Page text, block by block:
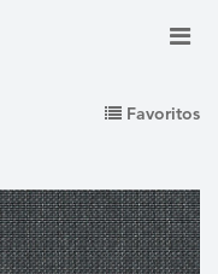
Favoritos